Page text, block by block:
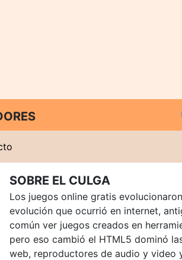
SOBRE EL CULGA
Los juegos online gratis
evolución que ocurrió en internet,
común ver juegos creados en
pero eso cambió el HTML5 dominó
web, reproductores de audio y video